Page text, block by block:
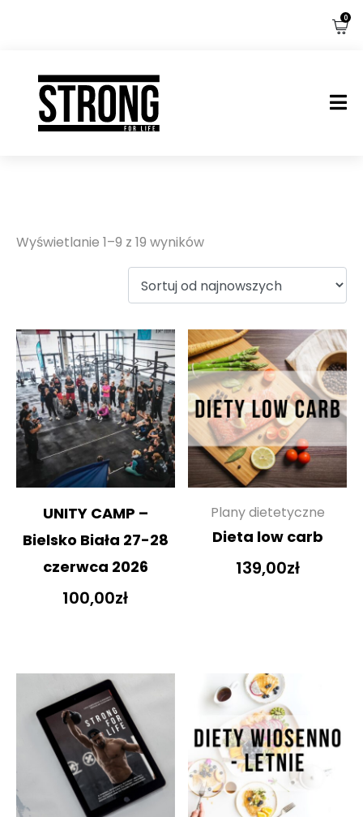
0
Wyświetlanie 1–9 z 19 wyników
UNITY CAMP –
Bielsko Biała 27-28
czerwca 2026
100,00zł
Plany dietetyczne
Dieta low carb
139,00zł